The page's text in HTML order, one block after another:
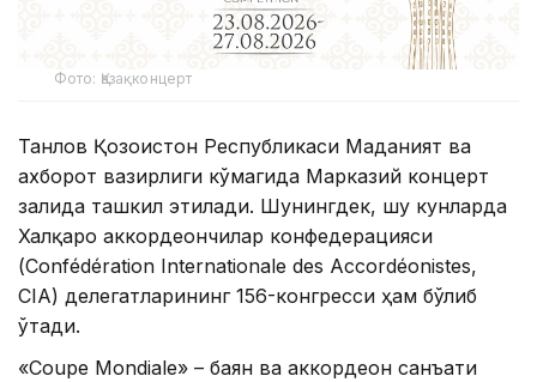
Фото: Қазақконцерт
Танлов Қозоғистон Республикаси Маданият ва
ахборот вазирлиги кўмагида Марказий концерт
залида ташкил этилади. Шунингдек, шу кунларда
Халқаро аккордеончилар конфедерацияси
(Confédération Internationale des Accordéonistes,
CIA) делегатларининг 156-конгресси ҳам бўлиб
ўтади.
«Coupe Mondiale» – баян ва аккордеон санъати